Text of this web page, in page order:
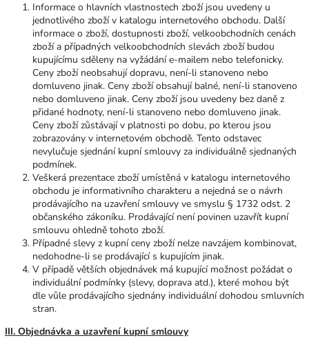
Informace o hlavních vlastnostech zboží jsou uvedeny u
jednotlivého zboží v katalogu internetového obchodu. Další
informace o zboží, dostupnosti zboží, velkoobchodních cenách
zboží a případných velkoobchodních slevách zboží budou
kupujícímu sděleny na vyžádání e-mailem nebo telefonicky.
Ceny zboží neobsahují dopravu, není-li stanoveno nebo
domluveno jinak. Ceny zboží obsahují balné, není-li stanoveno
nebo domluveno jinak. Ceny zboží jsou uvedeny bez daně z
přidané hodnoty, není-li stanoveno nebo domluveno jinak.
Ceny zboží zůstávají v platnosti po dobu, po kterou jsou
zobrazovány v internetovém obchodě. Tento odstavec
nevylučuje sjednání kupní smlouvy za individuálně sjednaných
podmínek.
Veškerá prezentace zboží umístěná v katalogu internetového
obchodu je informativního charakteru a nejedná se o návrh
prodávajícího na uzavření smlouvy ve smyslu § 1732 odst. 2
občanského zákoníku. Prodávající není povinen uzavřít kupní
smlouvu ohledně tohoto zboží.
Případné slevy z kupní ceny zboží nelze navzájem kombinovat,
nedohodne-li se prodávající s kupujícím jinak.
V případě větších objednávek má kupující možnost požádat o
individuální podmínky (slevy, doprava atd.), které mohou být
dle vůle prodávajícího sjednány individuální dohodou smluvních
stran.
III. Objednávka a uzavření kupní smlouvy